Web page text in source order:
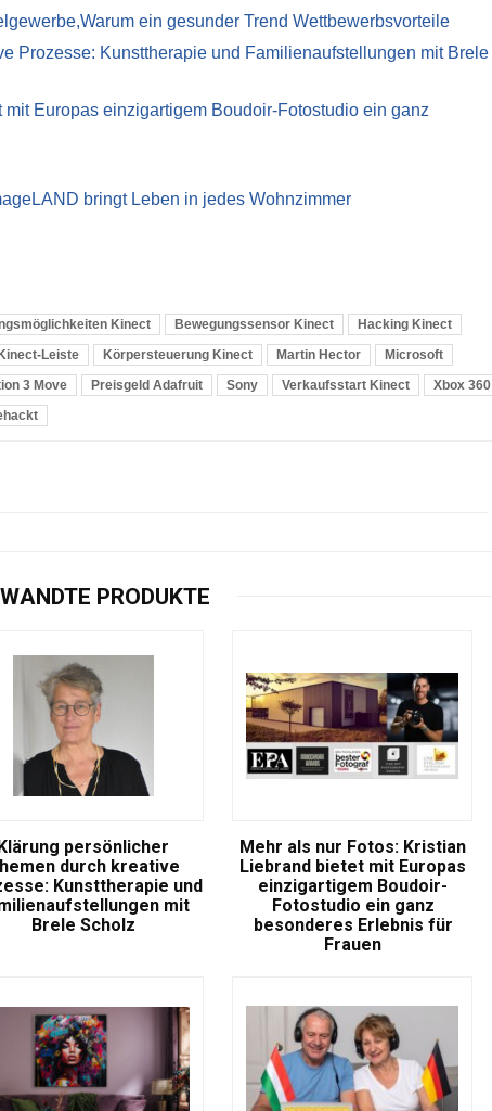
ein gesunder Trend Wettbewerbsvorteile
Prozesse: Kunsttherapie und Familienaufstellungen mit Brele
Europas einzigartigem Boudoir-Fotostudio ein ganz
bringt Leben in jedes Wohnzimmer
Kinect Bewegungssensor Kinect
Hacking Kinect
Kinect-Leiste Körpersteuerung Kinect Martin Hector
Microsoft
3 Move Preisgeld Adafruit Sony Verkaufsstart Kinect
Xbox 360
PRODUKTE
persönlicher
durch kreative
Kunsttherapie und
mit
Brele Scholz
Mehr als nur Fotos: Kristian
Liebrand bietet mit Europas
einzigartigem Boudoir-
Fotostudio ein ganz
besonderes Erlebnis für
Frauen